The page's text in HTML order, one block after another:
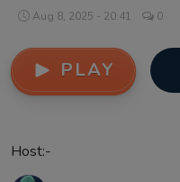
Aug 8, 2025 - 20:41 0
PLAY
Host:-